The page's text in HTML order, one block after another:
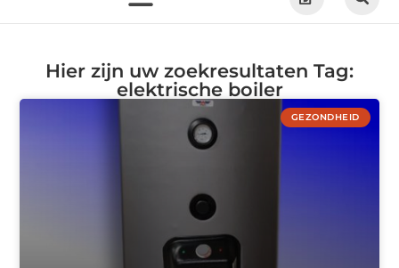
Hier zijn uw zoekresultaten Tag:
elektrische boiler
GEZONDHEID